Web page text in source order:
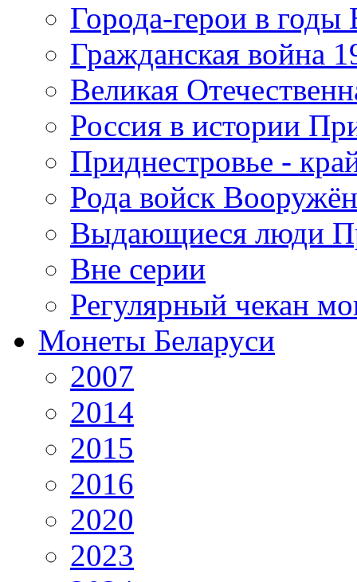
Города-герои в
Гражданская война
Великая
Россия в истории
Приднестровье -
Рода войск
Выдающиеся люди
Вне серии
Регулярный чекан
Монеты Беларуси
2007
2014
2015
2016
2020
2023